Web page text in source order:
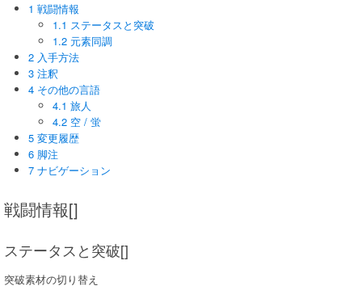
1 戦闘情報
1.1 ステータスと突破
1.2 元素同調
2 入手方法
3 注釈
4 その他の言語
4.1 旅人
4.2 空 / 蛍
5 変更履歴
6 脚注
7 ナビゲーション
戦闘情報[]
ステータスと突破[]
突破素材の切り替え